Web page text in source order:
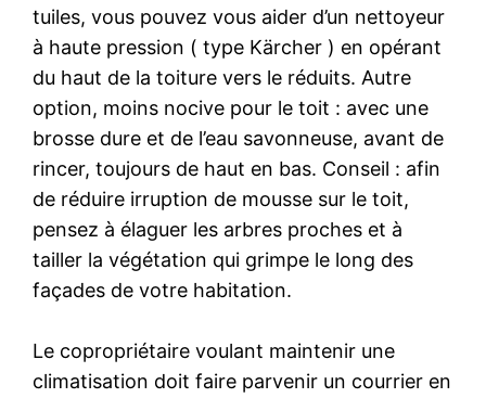
tuiles, vous pouvez vous aider d’un nettoyeur
à haute pression ( type Kärcher ) en opérant
du haut de la toiture vers le réduits. Autre
option, moins nocive pour le toit : avec une
brosse dure et de l’eau savonneuse, avant de
rincer, toujours de haut en bas. Conseil : afin
de réduire irruption de mousse sur le toit,
pensez à élaguer les arbres proches et à
tailler la végétation qui grimpe le long des
façades de votre habitation.
Le copropriétaire voulant maintenir une
climatisation doit faire parvenir un courrier en